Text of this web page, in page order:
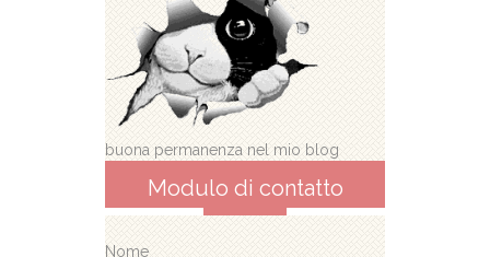
buona permanenza nel mio blog
Modulo di contatto
Nome